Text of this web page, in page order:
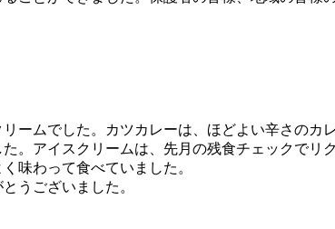
ームでした。カツカレーは、ほどよい辛さのカ
。アイスクリームは、先月の残食チェックでリ
味わって食べていました。
うございました。